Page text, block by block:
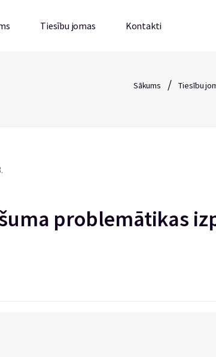
Tiesību jomas Kontakti
Sākums / Tiesību
problemātikas